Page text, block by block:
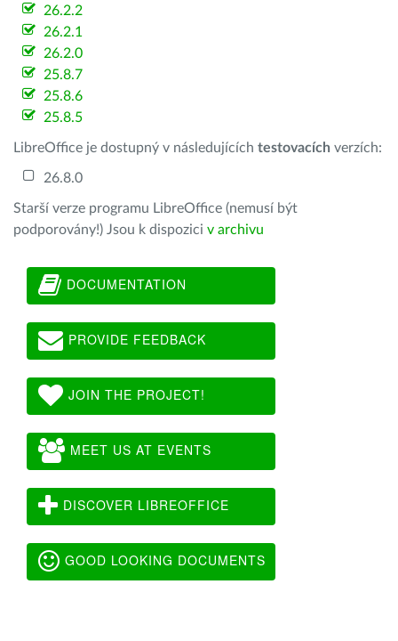
26.2.2
26.2.1
26.2.0
25.8.7
25.8.6
25.8.5
LibreOffice je dostupný v následujících testovacích verzích:
26.8.0
Starší verze programu LibreOffice (nemusí být
podporovány!) Jsou k dispozici v archivu
DOCUMENTATION
PROVIDE FEEDBACK
JOIN THE PROJECT!
MEET US AT EVENTS
DISCOVER LIBREOFFICE
GOOD LOOKING DOCUMENTS